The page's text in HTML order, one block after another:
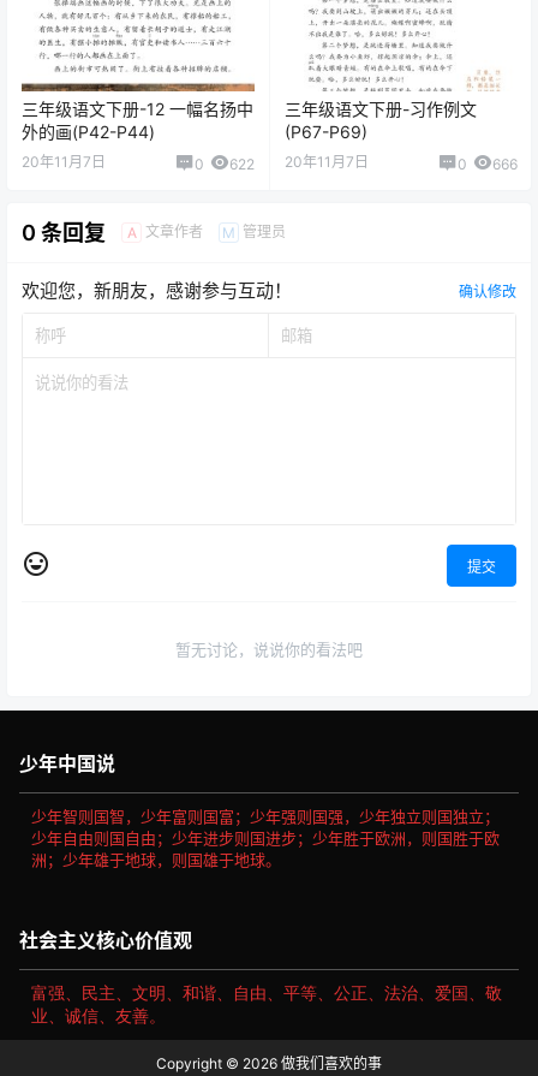
三年级语文下册-12 一幅名扬中
外的画(P42-P44)
20年11月7日 0 622
三年级语文下册-习作例文
(P67-P69)
20年11月7日 0 666
0 条回复 A 文章作者 M 管理员
欢迎您，新朋友，感谢参与互动！ 确认修改
提交
暂无讨论，说说你的看法吧
少年中国说
少年智则国智，少年富则国富；少年强则国强，少年独立则国独立；
少年自由则国自由；少年进步则国进步；少年胜于欧洲，则国胜于欧
洲；少年雄于地球，则国雄于地球。
社会主义核心价值观
富强、民主、文明、和谐、自由、平等、公正、法治、爱国、敬
业、诚信、友善。
Copyright © 2026 做我们喜欢的事